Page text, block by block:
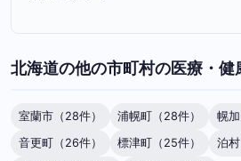
北海道の他の市町村の医療・健
室蘭市（28件） 浦幌町（28件）
幌加
音更町（26件）
標津町（25件）
泊村